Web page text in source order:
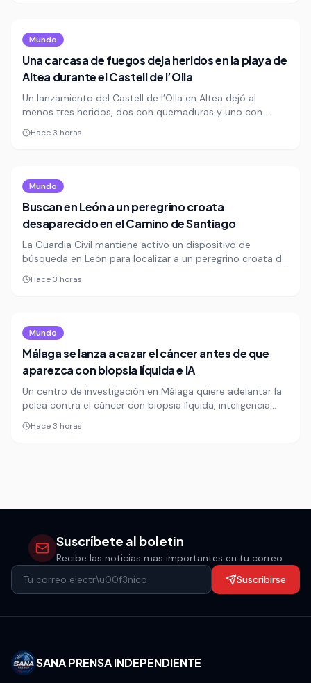
religiosa.
Mundo
Una carcasa de fuegos deja heridos en la playa de
Altea durante el Castell de l’Olla
Un lanzamiento del Castell de l’Olla en Altea dejó al
menos tres heridos, dos con quemaduras y uno con
contusiones, tras el impacto de una carcasa en la playa.
El accidente reabre el debate sobre la seguridad en los
Hace 3 horas
Mundo
Buscan en León a un peregrino croata
desaparecido en el Camino de Santiago
La Guardia Civil mantiene activo un dispositivo de
búsqueda en León para localizar a un peregrino croata de
42 años desaparecido en el Camino de Santiago. Su
esposa dio la alerta tras perder contacto con él durante
Hace 3 horas
Mundo
Málaga se lanza a cazar el cáncer antes de que
aparezca con biopsia líquida e IA
Un centro de investigación en Málaga quiere adelantar la
pelea contra el cáncer con biopsia líquida, inteligencia
artificial y medicina de precisión. Su apuesta se centra en
detectar tumores antes de que den la cara,
Hace 3 horas
Suscríbete al boletin
Recibe las noticias mas importantes en tu correo
Suscribirse
SANA PRENSA INDEPENDIENTE